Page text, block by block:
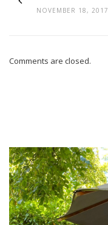
NOVEMBER 18, 2017
Comments are closed.